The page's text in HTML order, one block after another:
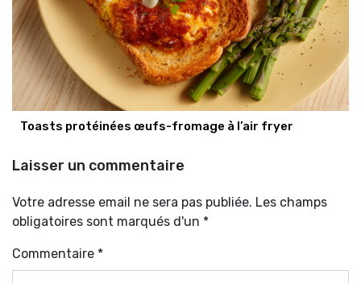
Toasts protéinées œufs-fromage à l’air fryer
Laisser un commentaire
Votre adresse email ne sera pas publiée. Les champs
obligatoires sont marqués d'un *
Commentaire *